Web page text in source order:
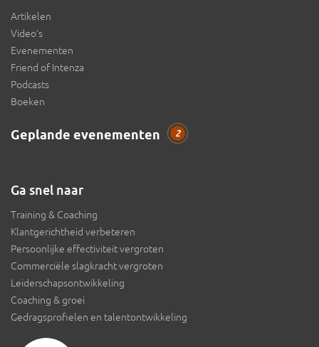
Artikelen
Video’s
Evenementen
Friend of Intenza
Podcasts
Boeken
Geplande evenementen 2
Ga snel naar
Training & Coaching
Klantgerichtheid verbeteren
Persoonlijke effectiviteit vergroten
Commerciële slagkracht vergroten
Leiderschapsontwikkeling
Coaching & groei
Gedragsprofielen en talentontwikkeling